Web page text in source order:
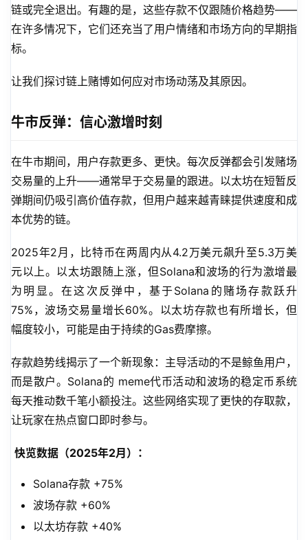
链或完全退出。有趣的是，这些存款不仅跟随价格趋势——
在许多情况下，它们还充当了用户情绪和市场方向的早期指
标。
让我们探讨链上赌博如何应对市场动荡及其原因。
牛市反弹：信心激增时刻
在牛市期间，用户存款更多、更快。每次反弹都会引发赌场
交易量的上升——通常早于交易量的跟进。以太坊在短暂反
弹期间仍吸引高价值存款，但用户越来越青睐提供速度和成
本优势的链。
2025年2月，比特币在两周内从4.2万美元飙升至5.3万美
元以上。以太坊跟随上涨，但Solana和波场的行为激增最
为明显。在这次反弹中，基于Solana的赌场存款跃升
75%，波场交易量增长60%。以太坊存款也有所增长，但
幅度较小，可能是由于持续的Gas费摩擦。
存款趋势线揭示了一个新现象：主导活动的不是鲸鱼用户，
而是散户。Solana的 meme代币活动和波场的稳定币系统
每天推动数千笔小额投注。这些网络实现了更快的存取款，
让玩家在热点窗口即时参与。
快览数据（2025年2月）：
Solana存款 +75%
波场存款 +60%
以太坊存款 +40%